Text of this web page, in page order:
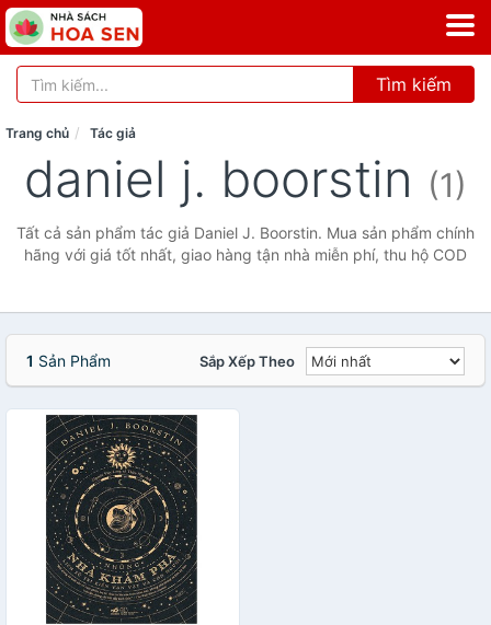
Tìm kiếm
Trang chủ Tác giả
daniel j. boorstin (1)
Tất cả sản phẩm tác giả Daniel J. Boorstin. Mua sản phẩm chính
hãng với giá tốt nhất, giao hàng tận nhà miễn phí, thu hộ COD
1 Sản Phẩm Sắp Xếp Theo